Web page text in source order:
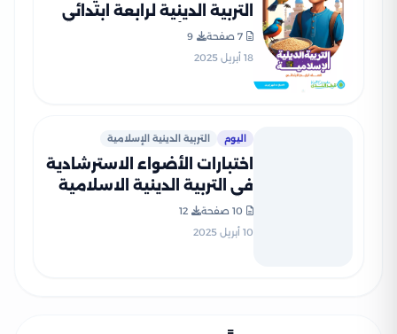
التربية الدينية لرابعة ابتدائي
PDF بالاجابات
7 صفحة
9
18 أبريل 2025
اليوم التربية الدينية الإسلامية
اختبارات الأضواء الاسترشادية
في التربية الدينية الاسلامية
لرابعه ابتدائي على مقرر شهر
10 صفحة
12
10 أبريل 2025